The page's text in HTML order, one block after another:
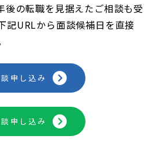
後の転職を見据えたご相談も受
記URLから面談候補日を直接
申し込み
申し込み